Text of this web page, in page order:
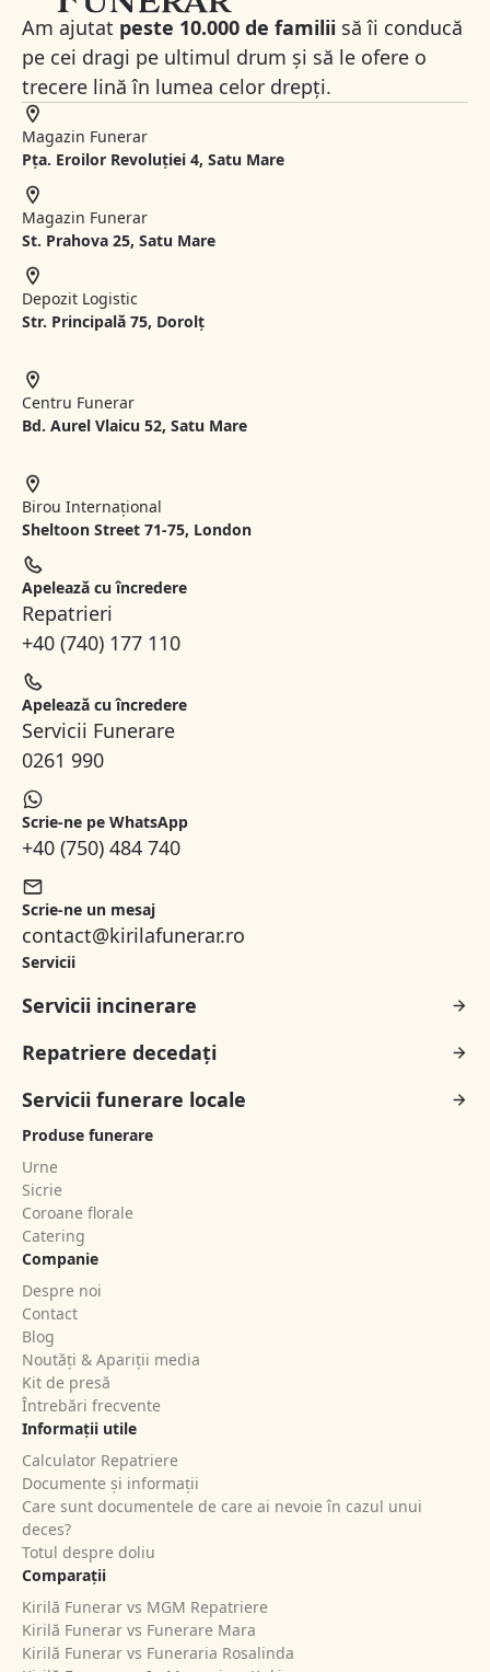
Am ajutat peste 10.000 de familii să îi conducă
pe cei dragi pe ultimul drum și să le ofere o
trecere lină în lumea celor drepți.
Magazin Funerar
Pța. Eroilor Revoluției 4, Satu Mare
Magazin Funerar
St. Prahova 25, Satu Mare
Depozit Logistic
Str. Principală 75, Dorolț
Centru Funerar
Bd. Aurel Vlaicu 52, Satu Mare
Birou Internațional
Sheltoon Street 71-75, London
Apelează cu încredere
Repatrieri
+40 (740) 177 110
Apelează cu încredere
Servicii Funerare
0261 990
Scrie-ne pe WhatsApp
+40 (750) 484 740
Scrie-ne un mesaj
contact@kirilafunerar.ro
Servicii
Servicii incinerare
Repatriere decedați
Servicii funerare locale
Produse funerare
Urne
Sicrie
Coroane florale
Catering
Companie
Despre noi
Contact
Blog
Noutăți & Apariții media
Kit de presă
Întrebări frecvente
Informații utile
Calculator Repatriere
Documente și informații
Care sunt documentele de care ai nevoie în cazul unui
deces?
Totul despre doliu
Comparații
Kirilă Funerar vs MGM Repatriere
Kirilă Funerar vs Funerare Mara
Kirilă Funerar vs Funeraria Rosalinda